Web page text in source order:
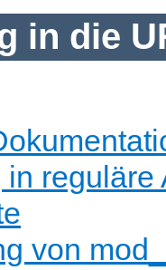
in die
reguläre
von